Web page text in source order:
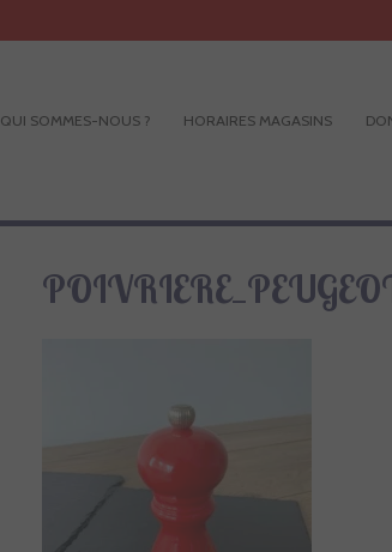
QUI SOMMES-NOUS ? HORAIRES MAGASINS